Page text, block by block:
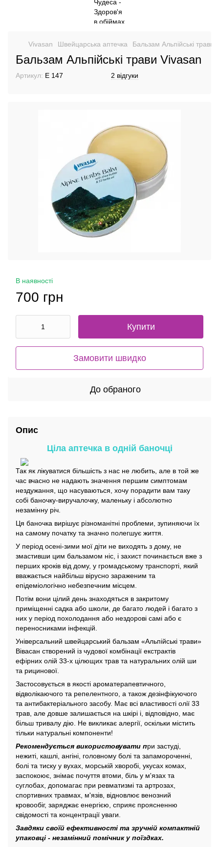
Vivasan Швейцарська аптечка Бальзам Альпійські трави
Бальзам Альпійські трави Vivasan
Артикул: E 147 2 відгуки
В наявності
700 грн
Купити
Замовити швидко
До обраного
Опис
Ціла аптечка в одній баночці
Так як лікуватися більшість з нас не любить, але в той же
час вчасно не надають значення першим симптомам
нездужання, що насуваються, хочу порадити вам таку
собі баночку-виручалочку, маленьку і абсолютно
незамінну річ.
Ця баночка вирішує різноманітні проблеми, зупиняючи їх
на самому початку та значно полегшує життя.
У період осені-зими мої діти не виходять з дому, не
змастивши цим бальзамом ніс, і захист починається вже з
перших кроків від дому, у громадському транспорті, який
вважається найбільш вірусно зараженим та
епідеміологічно небезпечним місцем.
Потім вони цілий день знаходяться в закритому
приміщенні садка або школи, де багато людей і багато з
них у період похолодання або нездорові самі або є
переносниками інфекцій.
Універсальний швейцарський бальзам «Альпійські трави»
Вівасан створений із чудової комбінації екстрактів
ефірних олій 33-х цілющих трав та натуральних олій ши
та рицинової.
Застосовується в якості ароматерапевтичного,
відволікаючого та репелентного, а також дезінфікуючого
та антибактеріального засобу. Має всі властивості олії 33
трав, але довше залишається на шкірі і, відповідно, має
більш тривалу дію. Не викликає алергії, оскільки містить
тільки натуральні компоненти!
Рекомендується використовувати при застуді,
нежиті, кашлі, ангіні, головному болі та запамороченні,
болі та тиску у вухах, морській хворобі, укусах комах,
заспокоює, знімає почуття втоми, біль у м'язах та
суглобах, допомагає при ревматизмі та артрозах,
спортивних травмах, м'язів, відновлює венозний
кровообіг, заряджає енергією, сприяє проясненню
свідомості та концентрації уваги.
Завдяки своїй ефективності та зручній компактній
упаковці - незамінний помічник у поїздках.